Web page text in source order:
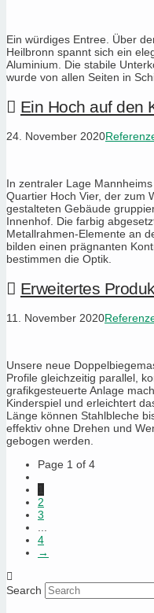
Ein würdiges Entree. Über
Heilbronn spannt sich ein
Aluminium. Die stabile
wurde von allen Seiten in
Ein Hoch auf den
24. November 2020
In zentraler Lage
Quartier Hoch Vier, der zum
gestalteten Gebäude
Innenhof. Die farbig
Metallrahmen-Elemente an
bilden einen prägnanten
bestimmen die Optik.
Erweitertes
11. November 2020
Unsere neue
Profile gleichzeitig parallel,
grafikgesteuerte Anlage
Kinderspiel und erleichtert
Länge können Stahlbleche
effektiv ohne Drehen und
gebogen werden.
Page 1 of 4
2
3
4
→
Search